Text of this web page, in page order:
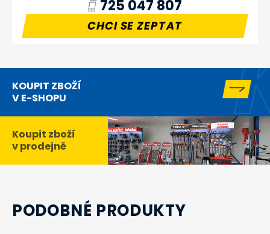
725 047 807
CHCI SE ZEPTAT
KOUPIT ZBOŽÍ
V E-SHOPU
Koupit zboží
v prodejně
PODOBNÉ PRODUKTY